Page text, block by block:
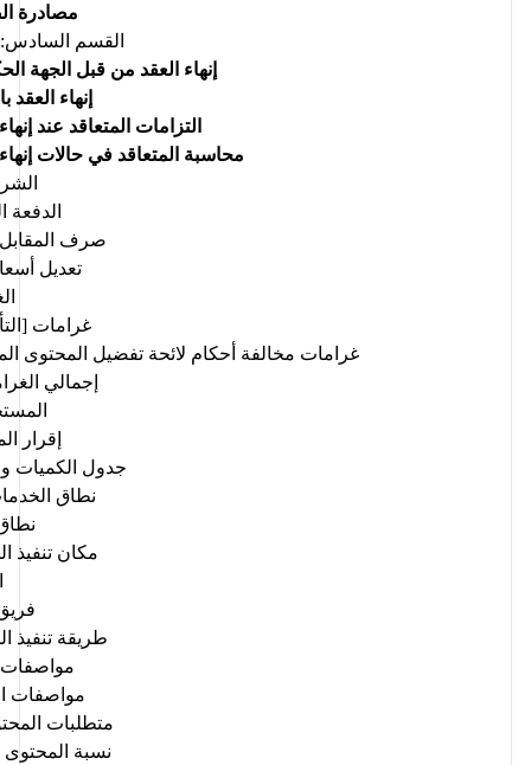
مصادرة
القسم السادس:
إنهاء العقد من قبل الجهة
إنهاء العقد
التزامات المتعاقد عند
محاسبة المتعاقد في حالات
الدفعة
صرف المقابل
تعديل
غرامات
غرامات مخالفة أحكام لائحة تفضيل المحتوى
إجمالي
إقرار
جدول الكميات
نطاق
مكان تنفيذ
طريقة تنفيذ
مواصفات
مواصفات
متطلبات
نسبة المحتوى